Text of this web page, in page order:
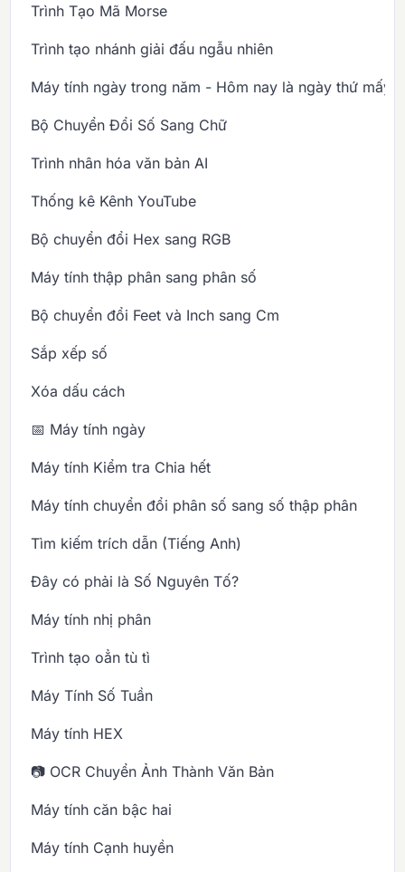
Trình Tạo Mã Morse
Trình tạo nhánh giải đấu ngẫu nhiên
Máy tính ngày trong năm - Hôm nay là ngày thứ mấy
Bộ Chuyển Đổi Số Sang Chữ
Trình nhân hóa văn bản AI
Thống kê Kênh YouTube
Bộ chuyển đổi Hex sang RGB
Máy tính thập phân sang phân số
Bộ chuyển đổi Feet và Inch sang Cm
Sắp xếp số
Xóa dấu cách
📅 Máy tính ngày
Máy tính Kiểm tra Chia hết
Máy tính chuyển đổi phân số sang số thập phân
Tìm kiếm trích dẫn (Tiếng Anh)
Đây có phải là Số Nguyên Tố?
Máy tính nhị phân
Trình tạo oẳn tù tì
Máy Tính Số Tuần
Máy tính HEX
📷 OCR Chuyển Ảnh Thành Văn Bản
Máy tính căn bậc hai
Máy tính Cạnh huyền